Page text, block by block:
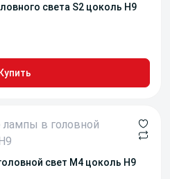
света S2 цоколь H9
Купить
свет М4 цоколь H9